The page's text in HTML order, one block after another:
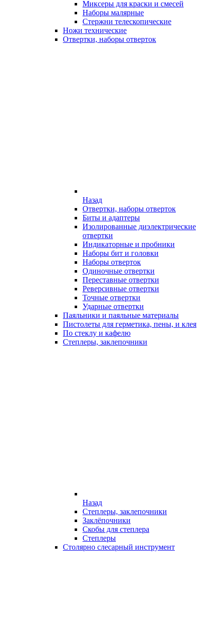
Миксеры для краски и смесей
Наборы малярные
Стержни телескопические
Ножи технические
Отвертки, наборы отверток
Назад
Отвертки, наборы отверток
Биты и адаптеры
Изолированные диэлектрические
отвертки
Индикаторные и пробники
Наборы бит и головки
Наборы отверток
Одиночные отвертки
Переставные отвертки
Реверсивные отвертки
Точные отвертки
Ударные отвертки
Паяльники и паяльные материалы
Пистолеты для герметика, пены, и клея
По стеклу и кафелю
Степлеры, заклепочники
Назад
Степлеры, заклепочники
Заклёпочники
Скобы для степлера
Степлеры
Столярно слесарный инструмент